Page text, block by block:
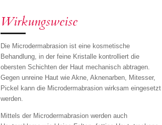
Wirkungsweise
Die Microdermabrasion ist eine kosmetische
Behandlung, in der feine Kristalle kontrolliert die
obersten Schichten der Haut mechanisch abtragen.
Gegen unreine Haut wie Akne, Aknenarben, Mitesser,
Pickel kann die Microdermabrasion wirksam eingesetzt
werden.
Mittels der Microdermabrasion werden auch